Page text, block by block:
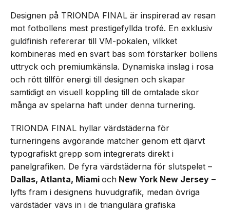
Designen på TRIONDA FINAL är inspirerad av resan
mot fotbollens mest prestigefyllda trofé. En exklusiv
guldfinish refererar till VM-pokalen, vilkket
kombineras med en svart bas som förstärker bollens
uttryck och premiumkänsla. Dynamiska inslag i rosa
och rött tillför energi till designen och skapar
samtidigt en visuell koppling till de omtalade skor
många av spelarna haft under denna turnering.
TRIONDA FINAL hyllar värdstäderna för
turneringens avgörande matcher genom ett djärvt
typografiskt grepp som integrerats direkt i
panelgrafiken. De fyra värdstäderna för slutspelet –
Dallas, Atlanta, Miami och New York New Jersey –
lyfts fram i designens huvudgrafik, medan övriga
värdstäder vävs in i de triangulära grafiska